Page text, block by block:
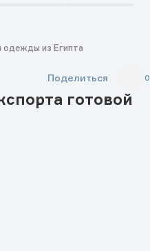
одежды из Египта
Поделиться 0
готовой